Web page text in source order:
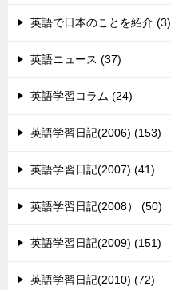
英語で日本のことを紹介 (3)
英語ニュース (37)
英語学習コラム (24)
英語学習日記(2006) (153)
英語学習日記(2007) (41)
英語学習日記(2008） (50)
英語学習日記(2009) (151)
英語学習日記(2010) (72)